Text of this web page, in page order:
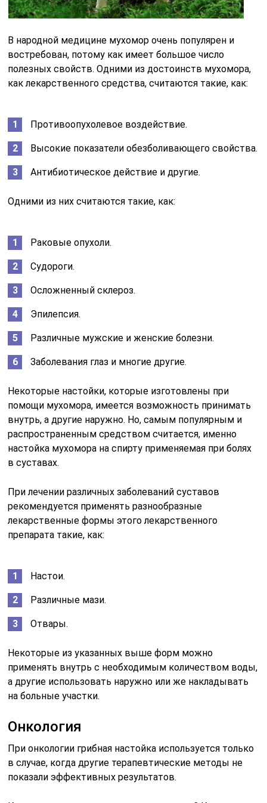
В народной медицине мухомор очень популярен и
востребован, потому как имеет большое число
полезных свойств. Одними из достоинств мухомора,
как лекарственного средства, считаются такие, как:
Противоопухолевое воздействие.
Высокие показатели обезболивающего свойства.
Антибиотическое действие и другие.
Одними из них считаются такие, как:
Раковые опухоли.
Судороги.
Осложненный склероз.
Эпилепсия.
Различные мужские и женские болезни.
Заболевания глаз и многие другие.
Некоторые настойки, которые изготовлены при
помощи мухомора, имеется возможность принимать
внутрь, а другие наружно. Но, самым популярным и
распространенным средством считается, именно
настойка мухомора на спирту применяемая при болях
в суставах.
При лечении различных заболеваний суставов
рекомендуется применять разнообразные
лекарственные формы этого лекарственного
препарата такие, как:
Настои.
Различные мази.
Отвары.
Некоторые из указанных выше форм можно
применять внутрь с необходимым количеством воды,
а другие использовать наружно или же накладывать
на больные участки.
Онкология
При онкологии грибная настойка используется только
в случае, когда другие терапевтические методы не
показали эффективных результатов.